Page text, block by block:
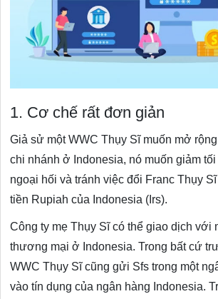
1. Cơ chế rất đơn giản
Giả sử một WWC Thụy Sĩ muốn mở
chi nhánh ở Indonesia, nó muốn giảm
ngoại hối và tránh việc đổi Franc Thụy
tiền Rupiah của Indonesia (Irs).
Công ty mẹ Thụy Sĩ có thể giao dịch với
thương mại ở Indonesia. Trong bất cứ
WWC Thụy Sĩ cũng gửi Sfs trong một
vào tín dụng của ngân hàng Indonesia.